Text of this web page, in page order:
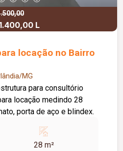
L
locação no Bairro
MG
para consultório
locação medindo 28
porta de aço e blindex.
28 m²